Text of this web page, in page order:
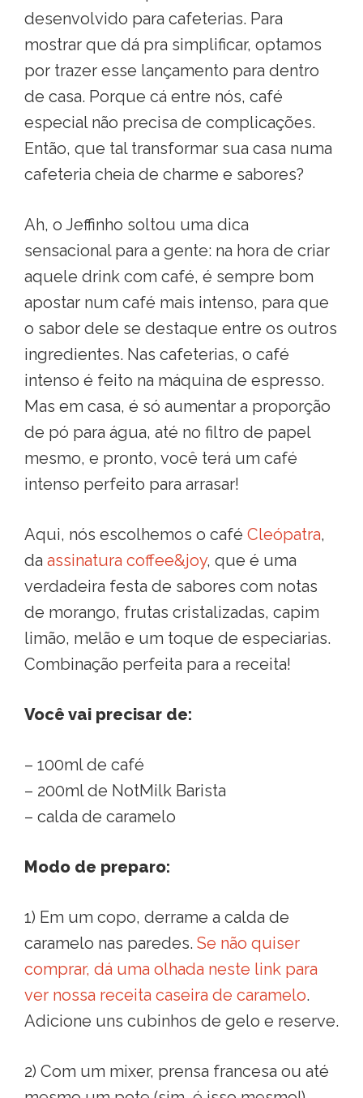
desenvolvido para cafeterias. Para
mostrar que dá pra simplificar, optamos
por trazer esse lançamento para dentro
de casa. Porque cá entre nós, café
especial não precisa de complicações.
Então, que tal transformar sua casa numa
cafeteria cheia de charme e sabores?
Ah, o Jeffinho soltou uma dica
sensacional para a gente: na hora de criar
aquele drink com café, é sempre bom
apostar num café mais intenso, para que
o sabor dele se destaque entre os outros
ingredientes. Nas cafeterias, o café
intenso é feito na máquina de espresso.
Mas em casa, é só aumentar a proporção
de pó para água, até no filtro de papel
mesmo, e pronto, você terá um café
intenso perfeito para arrasar!
Aqui, nós escolhemos o café Cleópatra,
da assinatura coffee&joy, que é uma
verdadeira festa de sabores com notas
de morango, frutas cristalizadas, capim
limão, melão e um toque de especiarias.
Combinação perfeita para a receita!
Você vai precisar de:
– 100ml de café
– 200ml de NotMilk Barista
– calda de caramelo
Modo de preparo:
1) Em um copo, derrame a calda de
caramelo nas paredes. Se não quiser
comprar, dá uma olhada neste link para
ver nossa receita caseira de caramelo.
Adicione uns cubinhos de gelo e reserve.
2) Com um mixer, prensa francesa ou até